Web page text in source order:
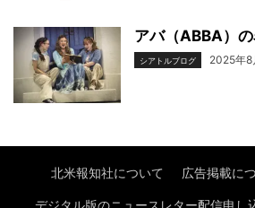
アバ（ABBA）
シアトルブログ 2025年8
北米報知社について 広告掲載に
デジタル版のニュースレター配信申し